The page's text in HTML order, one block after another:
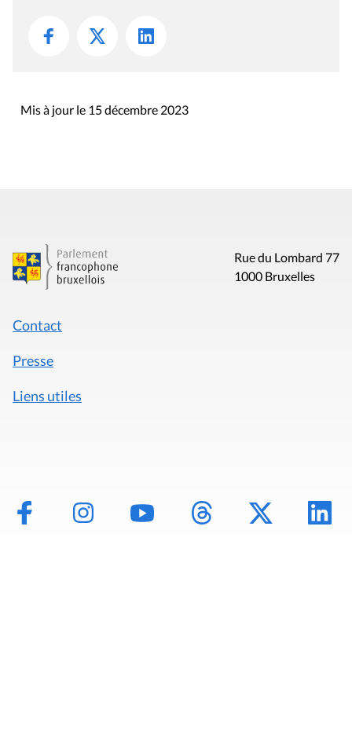
Mis à jour le 15 décembre 2023
Rue du Lombard 77
1000 Bruxelles
Contact
Presse
Liens utiles